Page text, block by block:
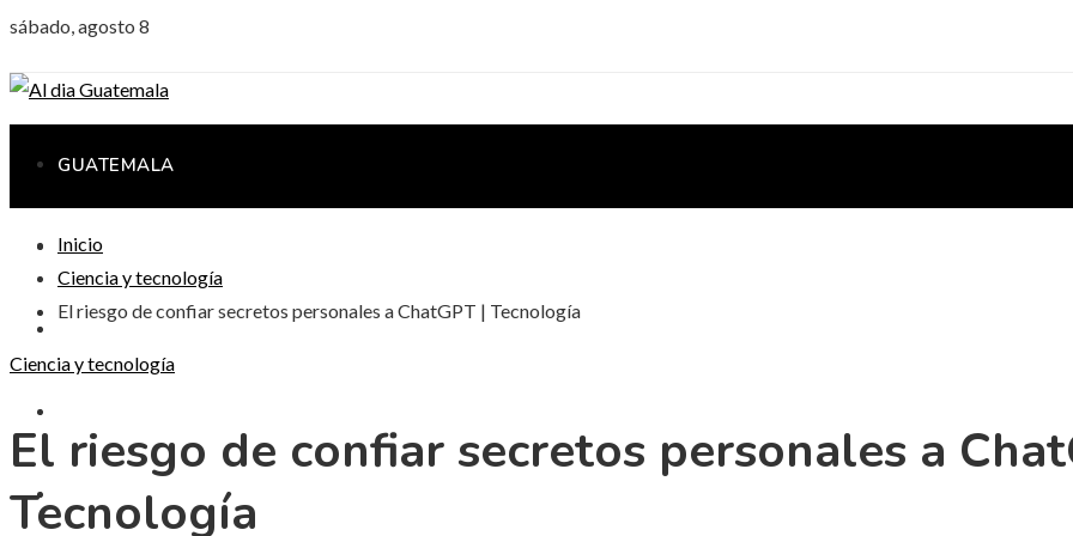
sábado, agosto 8
GUATEMALA
CIENCIA Y TECNOLOGÍA
INVERSIONES Y NEGOCIOS
Inicio
Ciencia y tecnología
El riesgo de confiar secretos personales a ChatGPT | Tecnología
Ciencia y tecnología
El riesgo de confiar secretos personales a
Tecnología